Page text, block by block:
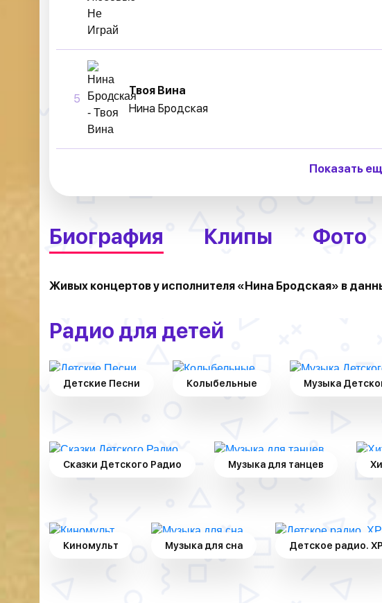
5
Твоя Вина
Нина Бродская
Показать
Биография Клипы Фото
Живых концертов у исполнителя «Нина Бродская» в
Радио для детей
Детские Песни Колыбельные Музыка
Сказки Детского Радио Музыка для танцев
Киномульт Музыка для сна Детское радио.